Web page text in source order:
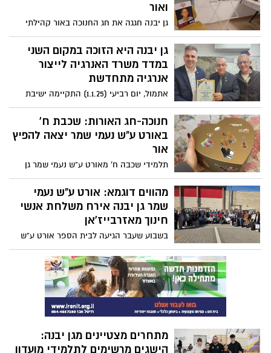
ואור
גן יבנה חגגה את חג החנוכה באור קהילתי
מיוחד במינו, עם פסטיבל "בתים מדליקים"
שהתקיים בשבוע שעבר. הפסטיבל, פרי
יוזמתה של מחלקת קהילה וזיק"ה במתנ"ס
המקומי, בניהולם של מיכל בן שבת וברוך דגו,
אירועים וסדנאות בבתים פרטיים ובמוסדות
גן יבנה היא הזוכה במקום השני
במדד משרד האנרגיה לייצור
אנרגיה מתחדשת
אתמול, יום רביעי (1.1.25) התקיימה ישיבת
עבודה בגן יבנה של שר האנרגיה והתשתיות,
אלי כהן, ואנשי משרדו, יחד עם ראש מועצת גן
יבנה, אהרון דרור. בישיבה לקחו חלק סגן
ראש המועצה, ירון ניסים, מנכ"ל משרד
המקומית גן יבנה, אילן סויסה, מנהל רשות
מתחדשת במשרד, נציג חברת החשמל ונציגים
נוספים מתחומי האנרגיה והתשתיות
חנוכה-חג האורות: שכבת ח'
באורט ע"ש נעמי שמר יצאה להפיץ
אור
תלמידי שכבה ח’ מאורט ע"ש נעמי שמר גן
יבנה, יצאו להפיץ את האור וביקרו 12
משפחות עם ילדים בעלי צרכים מיוחדים.
התלמידים תאמו מפגש, בנו פעילות ויצאו
לשמח אותם
מהווים דוגמא: אורט ע"ש נעמי
שמר גן יבנה אירח משלחת אנשי
חינוך מאזרבייז'אן
בשבוע שעבר הגיעה לבית הספר אורט ע"ש
נעמי שמר גן יבנה משלחת של כ 50 אנשי
חינוך ממדינת אזרבייז’אן ללמוד מהעשייה
החינוכית
מתחרים מצטיינים מגן יבנה:
הישגים מרשימים לתלמידי מועדון